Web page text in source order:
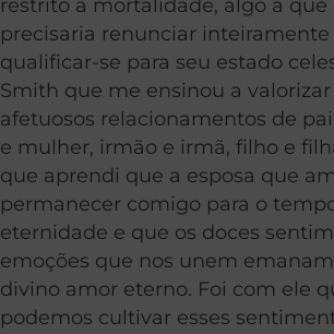
restrito à mortalidade, algo a que
precisaria renunciar
qualificar-se para seu estado
Smith que me ensinou a valorizar
afetuosos relacionamentos de
e mulher, irmão e irmã, filho e
que aprendi que a esposa que
permanecer comigo para o
eternidade e que os doces
emoções que nos unem
divino amor eterno. Foi com ele
podemos cultivar esses